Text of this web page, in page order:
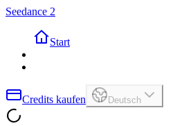
Seedance 2
Start
Credits kaufen Deutsch